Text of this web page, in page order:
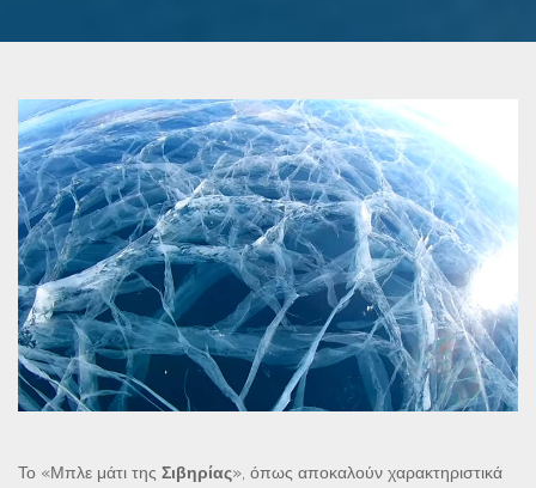
Το «Μπλε μάτι της Σιβηρίας», όπως αποκαλούν χαρακτηριστικά